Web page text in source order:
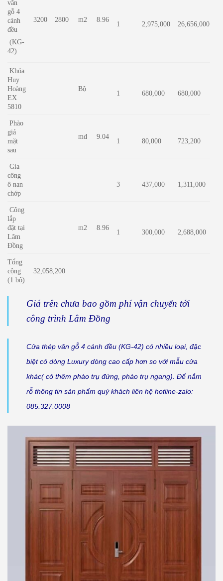
vân
gỗ 4
cánh
đều
(KG-
42)
3200 2800 m2 8.96
1 2,975,000 26,656,000
Khóa
Huy
Hoàng
EX
5810
Bộ
1 680,000 680,000
Phào
giả
mặt
sau
md 9.04
1 80,000 723,200
Gia
công
ô nan
chớp
3 437,000 1,311,000
Công
lắp
đặt tại
Lâm
Đồng
m2 8.96
1 300,000 2,688,000
Tổng
cộng
(1 bộ)
32,058,200
Giá trên chưa bao gồm phí vận chuyển tới
công trình Lâm Đồng
Cửa thép vân gỗ 4 cánh đều (KG-42) có nhiều loại, đặc
biệt có dòng Luxury dòng cao cấp hơn so với mẫu cửa
khác( có thêm phào trụ đứng, phào trụ ngang). Để nắm
rỗ thông tin sản phẩm quý khách liên hệ hotline-zalo:
085.327.0008